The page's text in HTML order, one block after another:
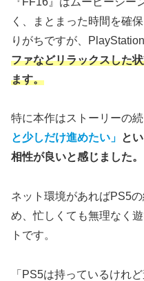
く、まとまった時間を確
りがちですが、
ファなどリラックスした
ます。
特に本作はストーリーの
と少しだけ進めたい」 と
相性が良いと感じました。
ネット環境があればPS5
め、忙しくても無理なく
トです。
「PS5は持っているけれ